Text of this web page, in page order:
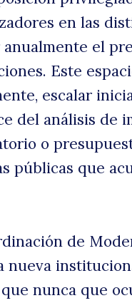
en las
el
Este
escalar
del análisis de
o
públicas que
de
nueva
nunca que